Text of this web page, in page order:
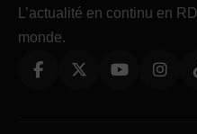
L’actualité en continu en
monde.